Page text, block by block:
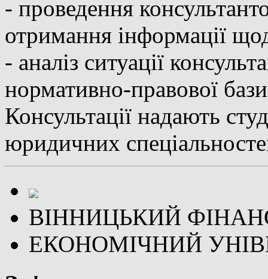
- проведення
отримання інформації
- аналіз ситуації
нормативно-правової
Консультації надають
юридичних
ВІННИЦЬКИЙ
ЕКОНОМІЧНИЙ